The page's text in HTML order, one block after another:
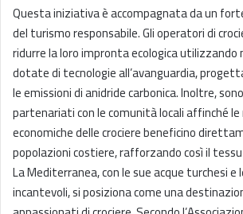
Questa iniziativa è accompagnata da un
del turismo responsabile. Gli operatori di
ridurre la loro impronta ecologica utilizzando
dotate di tecnologie all’avanguardia,
le emissioni di anidride carbonica. Inoltre,
partenariati con le comunità locali affinché
economiche delle crociere beneficino
popolazioni costiere, rafforzando così il
La Mediterranea, con le sue acque turchesi e
incantevoli, si posiziona come una